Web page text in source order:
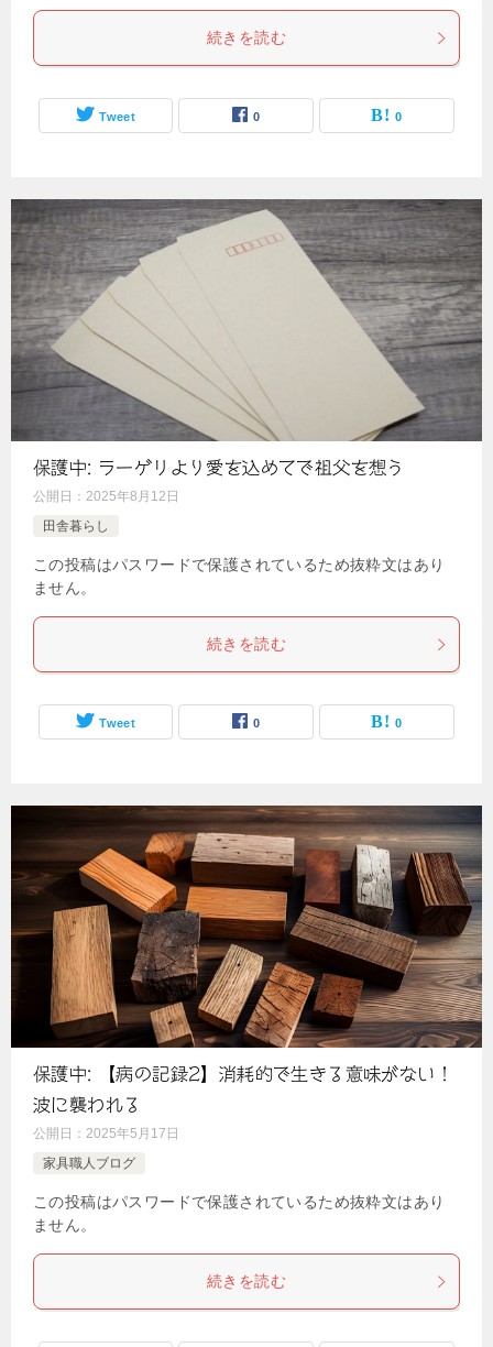
続きを読む
Tweet 0 0
保護中: ラーゲリより愛を込めてで祖父を想う
公開日： 2025年8月12日
田舎暮らし
この投稿はパスワードで保護されているため抜粋文はあり
ません。
続きを読む
Tweet 0 0
保護中: 【病の記録2】消耗的で生きる意味がない！
波に襲われる
公開日： 2025年5月17日
家具職人ブログ
この投稿はパスワードで保護されているため抜粋文はあり
ません。
続きを読む